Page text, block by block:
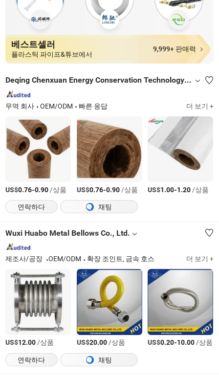
베스트셀러
플라스틱 파이프&튜브에서
9,999+ 판매력
Deqing Chenxuan Energy Conservation Technology Co., Ltd.
무역 회사 OEM/ODM 빠른 응답 더 보기 +
US$0.76-0.90/상품 US$0.76-0.90/상품 US$1.00-1.20/상품
연락하다
채팅
Wuxi Huabo Metal Bellows Co., Ltd.
제조사/공장 OEM/ODM 확장 조인트, 금속 호스 더 보기 +
US$12.00/상품 US$20.00/상품 US$0.20-10.00/상품
연락하다
채팅